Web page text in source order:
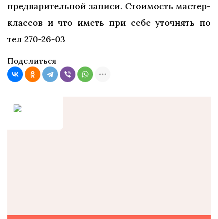
предварительной записи. Стоимость мастер-
классов и что иметь при себе уточнять по
тел 270-26-03
Поделиться